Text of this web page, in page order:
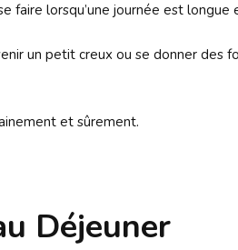
faire lorsqu’une journée est
un petit creux ou se donner
et sûrement.
Déjeuner